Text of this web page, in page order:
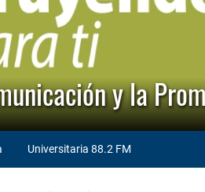
y la
Universitaria 88.2 FM